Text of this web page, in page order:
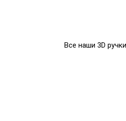
Все наши 3D